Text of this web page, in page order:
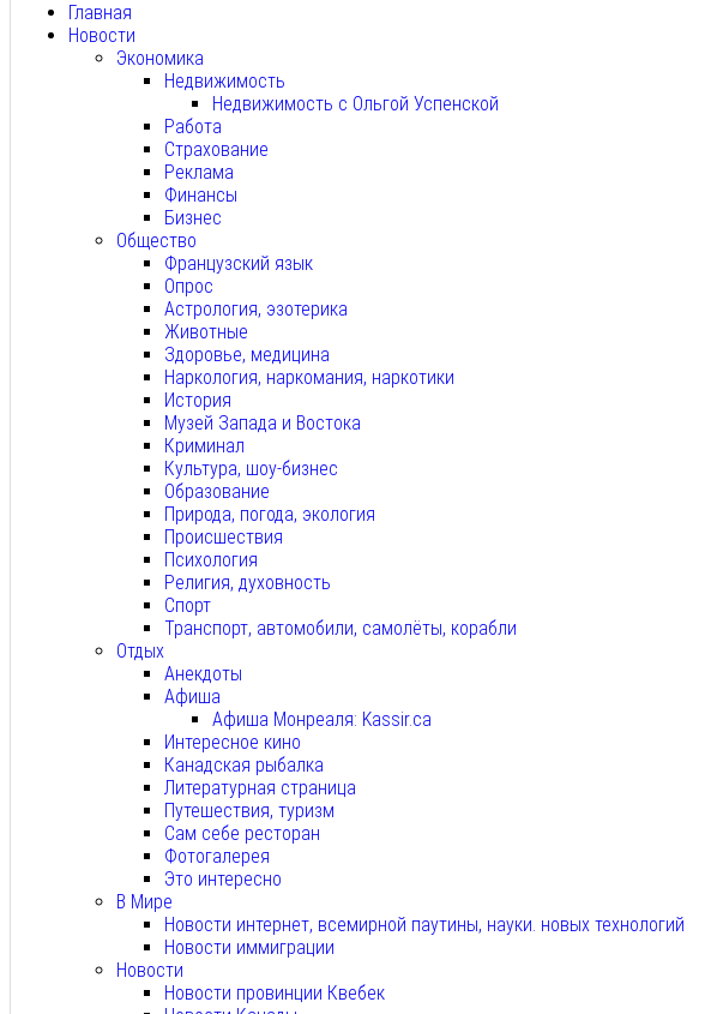
Главная
Новости
Экономика
Недвижимость
Недвижимость с Ольгой Успенской
Работа
Страхование
Реклама
Финансы
Бизнес
Общество
Французский язык
Опрос
Астрология, эзотерика
Животные
Здоровье, медицина
Наркология, наркомания, наркотики
История
Музей Запада и Востока
Криминал
Культура, шоу-бизнес
Образование
Природа, погода, экология
Происшествия
Психология
Религия, духовность
Спорт
Транспорт, автомобили, самолёты, корабли
Отдых
Анекдоты
Афиша
Афиша Монреаля: Kassir.ca
Интересное кино
Канадская рыбалка
Литературная страница
Путешествия, туризм
Сам себе ресторан
Фотогалерея
Это интересно
В Мире
Новости интернет, всемирной паутины, науки. новых технологий
Новости иммиграции
Новости
Новости провинции Квебек